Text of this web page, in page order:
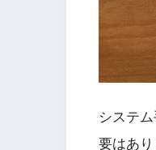
システ
要はあり